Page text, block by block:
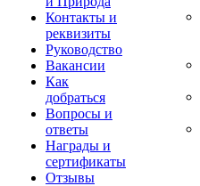
Контакты и
реквизиты
Руководство
Вакансии
Как
добраться
Вопросы и
ответы
Награды и
сертификаты
Отзывы